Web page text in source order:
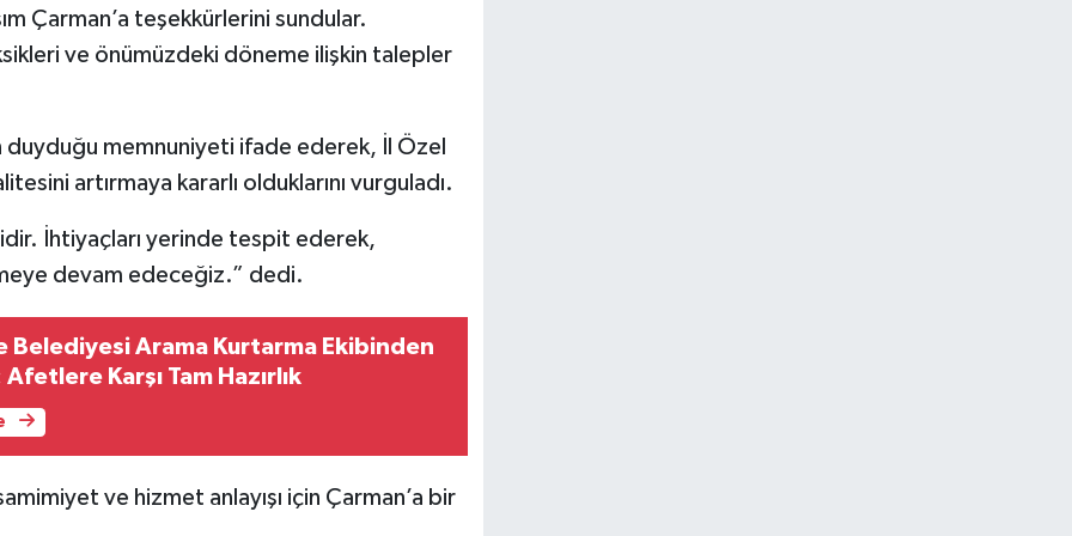
Çarman’a teşekkürlerini sundular.
ve önümüzdeki döneme ilişkin talepler
memnuniyeti ifade ederek, İl Özel
artırmaya kararlı olduklarını vurguladı.
İhtiyaçları yerinde tespit ederek,
devam edeceğiz.” dedi.
Belediyesi Arama Kurtarma Ekibinden
Afetlere Karşı Tam Hazırlık
ve hizmet anlayışı için Çarman’a bir